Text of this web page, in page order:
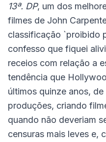
13ª. DP, um dos
filmes de John
classificação `proibido
confesso que fiquei
receios com relação a
tendência que
últimos quinze anos,
produções, criando
quando não deveriam
censuras mais leves e,